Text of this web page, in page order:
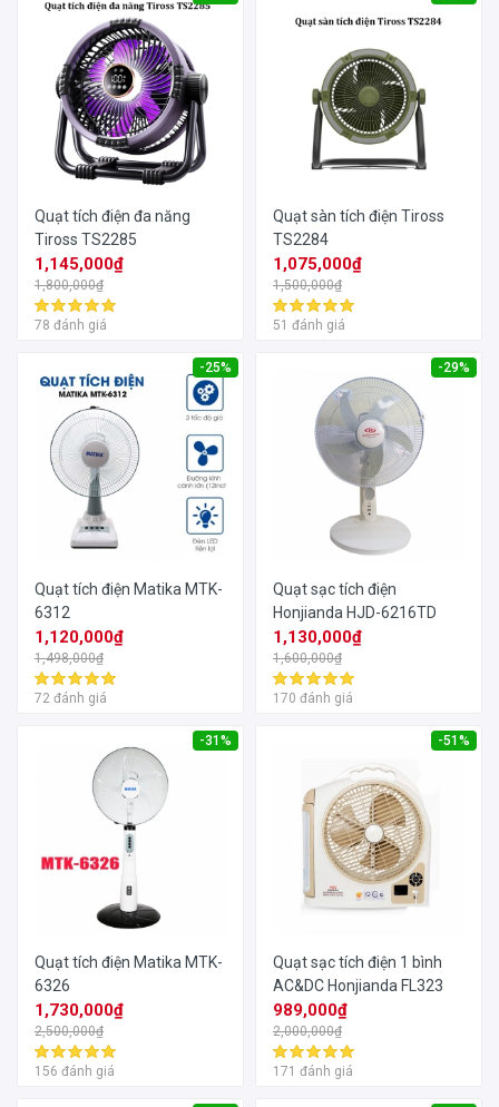
Quạt tích điện đa năng
Tiross TS2285
1,145,000₫
1,800,000₫
78 đánh giá
Quạt sàn tích điện Tiross
TS2284
1,075,000₫
1,500,000₫
51 đánh giá
-25%
Quạt tích điện Matika MTK-
6312
1,120,000₫
1,498,000₫
72 đánh giá
-29%
Quạt sạc tích điện
Honjianda HJD-6216TD
1,130,000₫
1,600,000₫
170 đánh giá
-31%
Quạt tích điện Matika MTK-
6326
1,730,000₫
2,500,000₫
156 đánh giá
-51%
Quạt sạc tích điện 1 bình
AC&DC Honjianda FL323
989,000₫
2,000,000₫
171 đánh giá